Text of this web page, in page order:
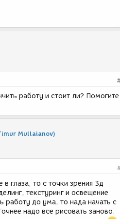
работу и стоит ли? Помогите
Mullaianov)
глаза, то с точки зрения 3д
текстуринг и освещение
работу до ума, то нада начать с
надо все рисовать заново.